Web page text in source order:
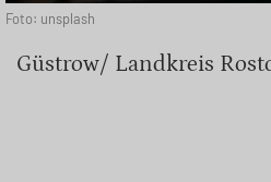
Foto: unsplash
Güstrow/ Landkreis